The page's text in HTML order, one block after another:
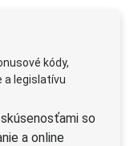
kódy,
a legislatívu
so
a online